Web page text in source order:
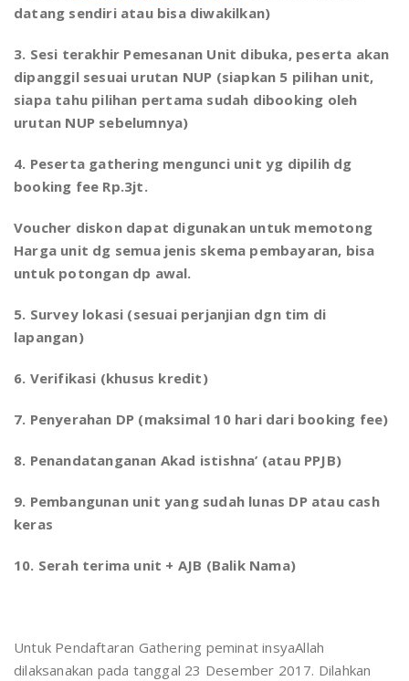
datang sendiri atau bisa diwakilkan)
3. Sesi terakhir Pemesanan Unit dibuka, peserta akan
dipanggil sesuai urutan NUP (siapkan 5 pilihan unit,
siapa tahu pilihan pertama sudah dibooking oleh
urutan NUP sebelumnya)
4. Peserta gathering mengunci unit yg dipilih dg
booking fee Rp.3jt.
Voucher diskon dapat digunakan untuk memotong
Harga unit dg semua jenis skema pembayaran, bisa
untuk potongan dp awal.
5. Survey lokasi (sesuai perjanjian dgn tim di
lapangan)
6. Verifikasi (khusus kredit)
7. Penyerahan DP (maksimal 10 hari dari booking fee)
8. Penandatanganan Akad istishna’ (atau PPJB)
9. Pembangunan unit yang sudah lunas DP atau cash
keras
10. Serah terima unit + AJB (Balik Nama)
Untuk Pendaftaran Gathering peminat insyaAllah
dilaksanakan pada tanggal 23 Desember 2017. Dilahkan